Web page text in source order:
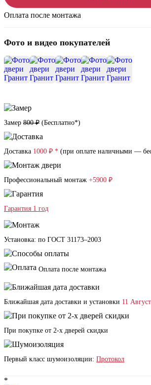
Оплата после монтажа
Фото и видео покупателей
Замер 800 ₽ (Бесплатно*)
Доставка 1000 ₽ * (при оплате наличными —
Профессиональный монтаж +5900 ₽
Гарантия 1 год
Установка: по ГОСТ 31173–2003
Оплата после монтажа
Ближайшая дата доставки и установки 11
При покупке от 2-х дверей скидки
Первый класс шумоизоляции: Протокол
*